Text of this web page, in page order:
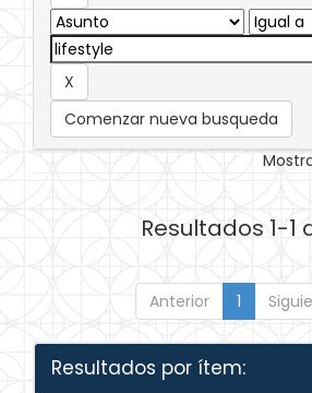
Comenzar nueva busqueda
Resultados 1-1
Anterior 1
Resultados por ítem: